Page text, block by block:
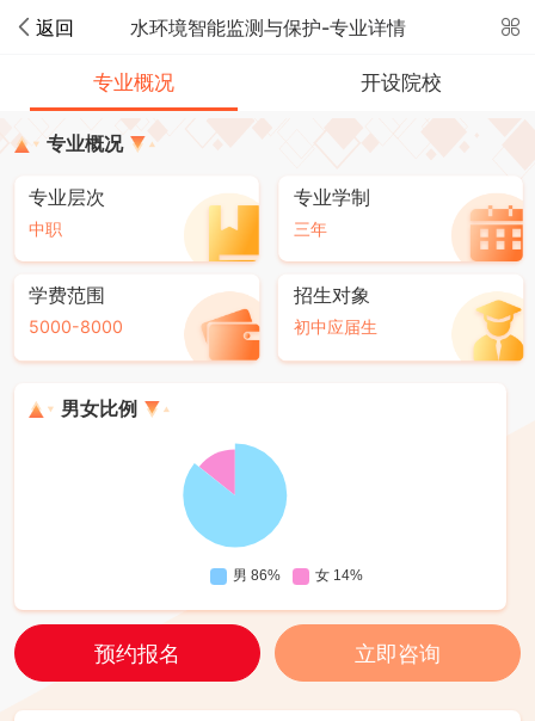
返回 水环境智能监测与保护-专业详情
专业概况 开设院校
专业概况
专业层次
中职
专业学制
三年
学费范围
5000-8000
招生对象
初中应届生
男女比例
预约报名 立即咨询